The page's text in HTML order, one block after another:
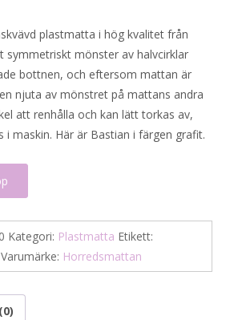
plastmatta i hög kvalitet från
symmetriskt mönster av halvcirklar
bottnen, och eftersom mattan är
njuta av mönstret på mattans andra
att renhålla och kan lätt torkas av,
maskin. Här är Bastian i färgen grafit.
Kategori: Plastmatta Etikett:
Varumärke: Horredsmattan